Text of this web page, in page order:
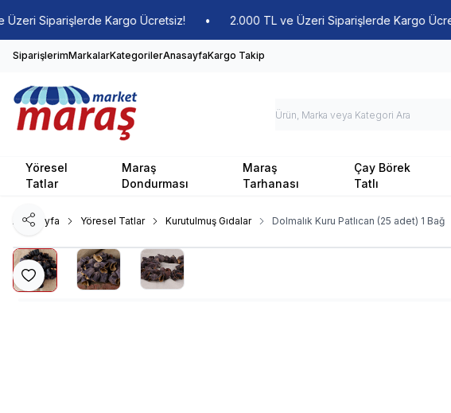
Siparişlerde Kargo Ücretsiz! • 2.000 TL ve Üzeri Siparişlerde Kargo Ücretsiz!
SiparişlerimMarkalarKategorilerAnasayfaKargo Takip
Yöresel
Tatlar
Maraş
Dondurması
Maraş
Tarhanası
Çay Börek
Tatlı
Ana Sayfa Yöresel Tatlar Kurutulmuş Gıdalar Dolmalık Kuru Patlıcan (25 adet) 1 Bağ
Favoriye Ekle
Paylaş